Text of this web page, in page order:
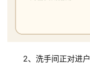
2、洗手间正对进